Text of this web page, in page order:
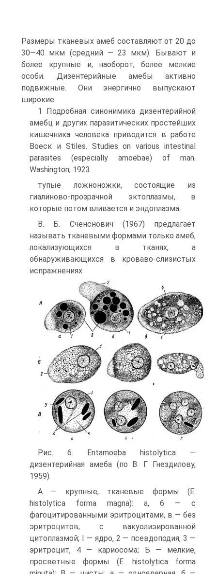
Размеры тканевых амеб составляют от 20 до
30—40 мкм (средний — 23 мкм). Бывают и
более крупные и, наоборот, более мелкие
особи. Дизентерийные амебы активно
подвижные. Они энергично выпускают
широкие
1 Подробная синонимика дизентерийной
амебц и других паразитических простейших
кишечника человека приводится в работе
Воеск и Stiles. Studies on various intestinal
parasites (especially amoebae) of man.
Washington, 1923.
тупые ложноножки, состоящие из
гиалиново-прозрачной эктоплазмы, в
которые потом вливается и эндоплазма.
В. Б. Сченснович (1967) предлагает
называть тканевыми формами только амеб,
локализующихся в тканях, а
обнаруживающихся в кроваво-слизистых
испражнениях
Рис. 6. Entamoeba histolytica —
дизентерийная амеба (по В. Г. Гнездилову,
1959).
А — крупные, тканевые формы (Е.
histolytica forma magna): а, б — с
фагоцитированными эритроцитами, в — без
эритроцитов, с вакуолиэированной
цитоплазмой; I — ядро, 2 — псевдоподия, 3 —
эритроцит, 4 — кариосома; Б — мелкие,
просветные формы (Е. histolytica forma